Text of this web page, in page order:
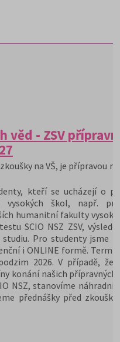
věd - ZSV
na VŠ, je přípravou
kteří se ucházejí o
vysokých škol, např.
humanitní fakulty
SCIO NSZ ZSV,
Pro studenty jsme
i ONLINE formě.
2026. V případě,
konání našich přípravných
NSZ, stanovíme náhradní
přednášky před